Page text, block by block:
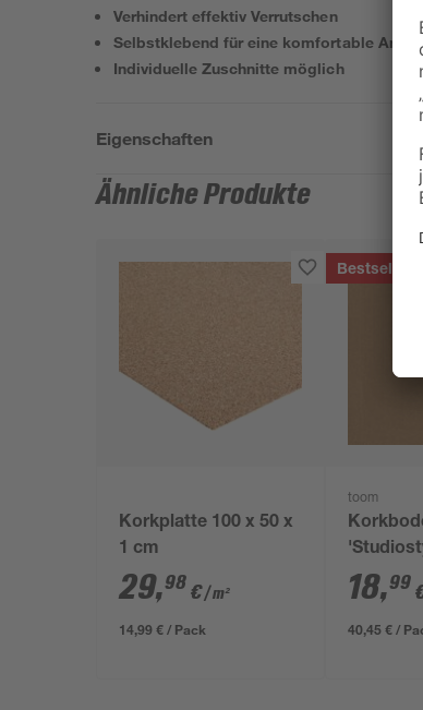
Verhindert effektiv Verrutschen
Selbstklebend für eine komfortable
Individuelle Zuschnitte möglich
Eigenschaften
Ähnliche Produkte
Korkplatte 100 x 50 x
1 cm
29,98 €/ m²
14,99 € / Pack
Bestseller
toom
mm
18,99
40,45 € /